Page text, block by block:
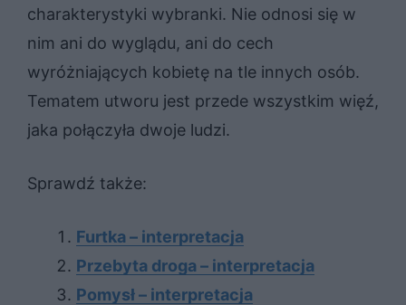
charakterystyki wybranki. Nie odnosi się w
nim ani do wyglądu, ani do cech
wyróżniających kobietę na tle innych osób.
Tematem utworu jest przede wszystkim więź,
jaka połączyła dwoje ludzi.
Sprawdź także:
Furtka – interpretacja
Przebyta droga – interpretacja
Pomysł – interpretacja